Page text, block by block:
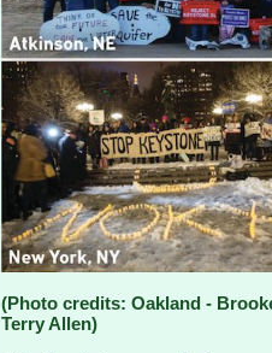
(Photo credits: Oakland -
Terry Allen)